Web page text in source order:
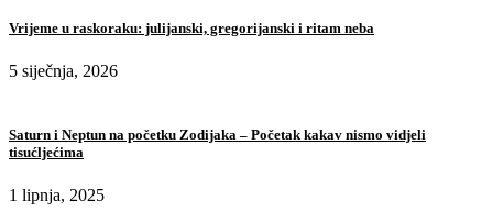
Vrijeme u raskoraku: julijanski, gregorijanski i ritam neba
5 siječnja, 2026
Saturn i Neptun na početku Zodijaka – Početak kakav nismo vidjeli
tisućljećima
1 lipnja, 2025